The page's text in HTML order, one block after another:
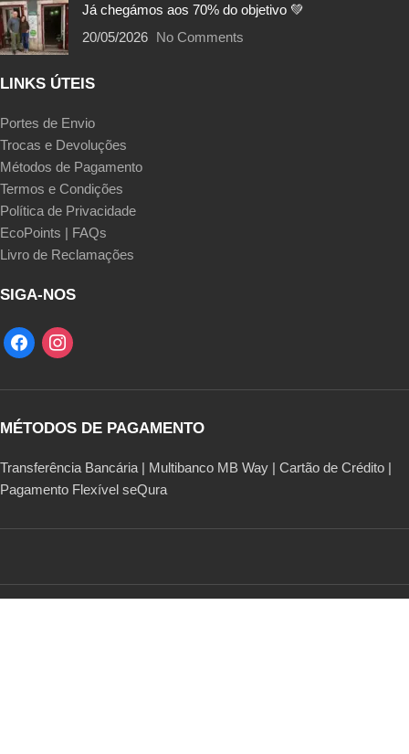
Já chegámos aos 70% do objetivo 💚
20/05/2026 No Comments
LINKS ÚTEIS
Portes de Envio
Trocas e Devoluções
Métodos de Pagamento
Termos e Condições
Política de Privacidade
EcoPoints | FAQs
Livro de Reclamações
SIGA-NOS
MÉTODOS DE PAGAMENTO
Transferência Bancária | Multibanco MB Way | Cartão de Crédito |
Pagamento Flexível seQura